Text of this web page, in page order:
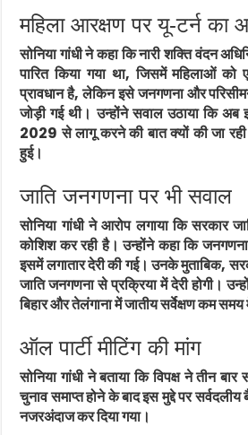
महिला आरक्षण पर यू-टर्न का
सोनिया गांधी ने कहा किनारी शक्ति वंदन
पारित किया गया था, जिसमें महिलाओं
प्रावधान है, लेकिन इसे जनगणना और
जोड़ी गई थी। उन्होंने सवाल उठाया कि अब
2029 से लागू करने की बात क्यों की जा
हुई।
जाति जनगणना पर भी सवाल
सोनिया गांधी ने आरोप लगाया कि सरकार
कोशिश कर रही है। उन्होंने कहा कि
इसमें लगातार देरी की गई। उनके मुताबिक,
जाति जनगणना से प्रक्रिया में देरी होगी।
बिहारऔरतेलंगानामें जातीय सर्वेक्षण कम समय
ऑल पार्टी मीटिंग की मांग
सोनिया गांधी ने बताया कि विपक्ष ने तीन
चुनाव समाप्त होने के बाद इस मुद्दे पर
नजरअंदाज कर दिया गया।